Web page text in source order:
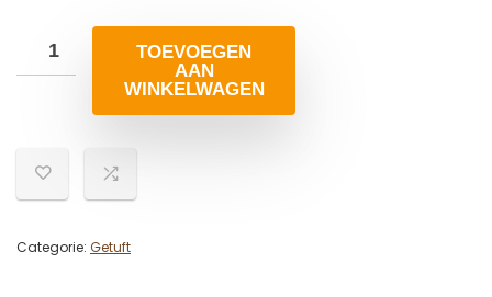
TOEVOEGEN
AAN
WINKELWAGEN
Categorie: Getuft